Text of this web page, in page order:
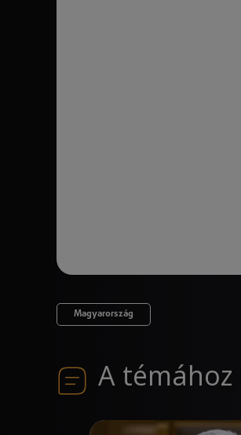
Magyarország
A témához